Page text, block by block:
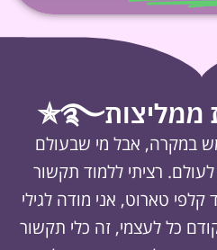
במקרה, אבל מי שבעולם
רציתי ללמוד תקשור
טארוט, אני מודה לגילי
כל לעצמי, זה כלי תקשור